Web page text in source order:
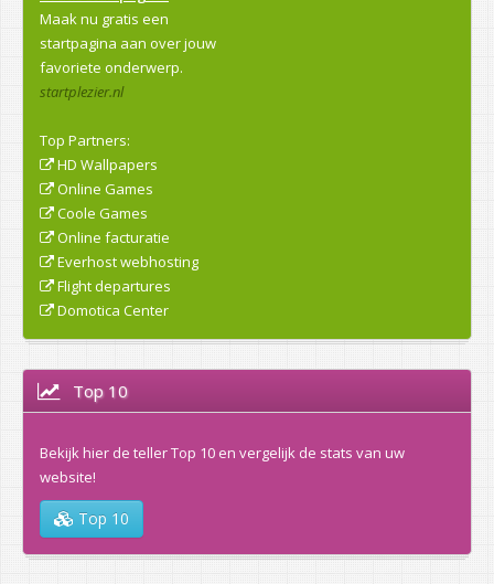
Maak nu gratis een
startpagina aan over jouw
favoriete onderwerp.
startplezier.nl
Top Partners:
HD Wallpapers
Online Games
Coole Games
Online facturatie
Everhost webhosting
Flight departures
Domotica Center
Top 10
Bekijk hier de teller Top 10 en vergelijk de stats van uw
website!
Top 10